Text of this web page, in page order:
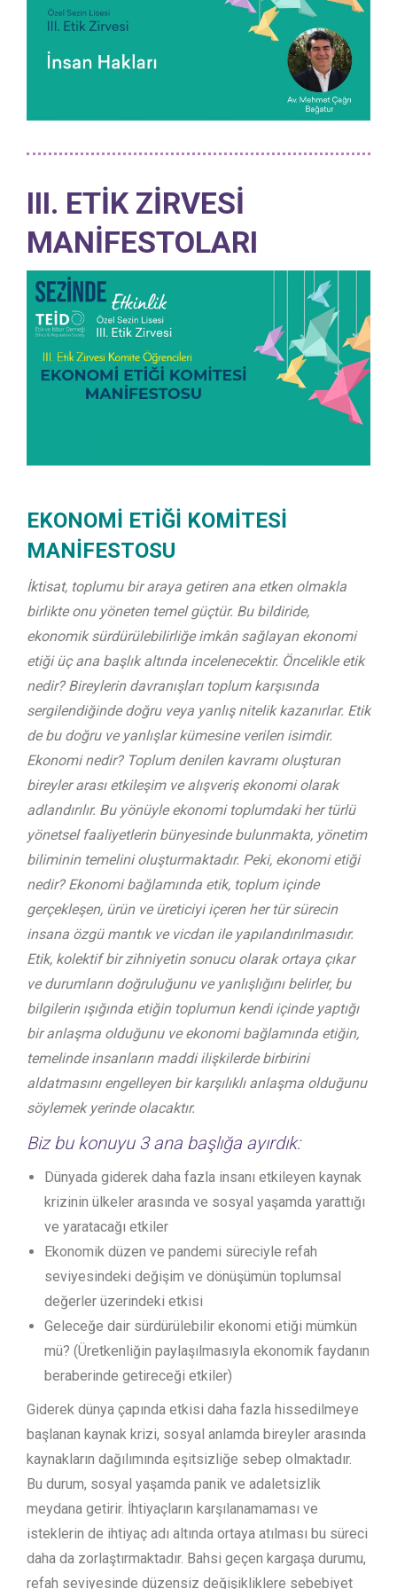
III. ETİK ZİRVESİ
MANİFESTOLARI
EKONOMİ ETİĞİ KOMİTESİ
MANİFESTOSU
İktisat, toplumu bir araya getiren ana etken olmakla
birlikte onu yöneten temel güçtür. Bu bildiride,
ekonomik sürdürülebilirliğe imkân sağlayan ekonomi
etiği üç ana başlık altında incelenecektir. Öncelikle etik
nedir? Bireylerin davranışları toplum karşısında
sergilendiğinde doğru veya yanlış nitelik kazanırlar. Etik
de bu doğru ve yanlışlar kümesine verilen isimdir.
Ekonomi nedir? Toplum denilen kavramı oluşturan
bireyler arası etkileşim ve alışveriş ekonomi olarak
adlandırılır. Bu yönüyle ekonomi toplumdaki her türlü
yönetsel faaliyetlerin bünyesinde bulunmakta, yönetim
biliminin temelini oluşturmaktadır. Peki, ekonomi etiği
nedir? Ekonomi bağlamında etik, toplum içinde
gerçekleşen, ürün ve üreticiyi içeren her tür sürecin
insana özgü mantık ve vicdan ile yapılandırılmasıdır.
Etik, kolektif bir zihniyetin sonucu olarak ortaya çıkar
ve durumların doğruluğunu ve yanlışlığını belirler, bu
bilgilerin ışığında etiğin toplumun kendi içinde yaptığı
bir anlaşma olduğunu ve ekonomi bağlamında etiğin,
temelinde insanların maddi ilişkilerde birbirini
aldatmasını engelleyen bir karşılıklı anlaşma olduğunu
söylemek yerinde olacaktır.
Biz bu konuyu 3 ana başlığa ayırdık:
Dünyada giderek daha fazla insanı etkileyen kaynak
krizinin ülkeler arasında ve sosyal yaşamda yarattığı
ve yaratacağı etkiler
Ekonomik düzen ve pandemi süreciyle refah
seviyesindeki değişim ve dönüşümün toplumsal
değerler üzerindeki etkisi
Geleceğe dair sürdürülebilir ekonomi etiği mümkün
mü? (Üretkenliğin paylaşılmasıyla ekonomik faydanın
beraberinde getireceği etkiler)
Giderek dünya çapında etkisi daha fazla hissedilmeye
başlanan kaynak krizi, sosyal anlamda bireyler arasında
kaynakların dağılımında eşitsizliğe sebep olmaktadır.
Bu durum, sosyal yaşamda panik ve adaletsizlik
meydana getirir. İhtiyaçların karşılanamaması ve
isteklerin de ihtiyaç adı altında ortaya atılması bu süreci
daha da zorlaştırmaktadır. Bahsi geçen kargaşa durumu,
refah seviyesinde düzensiz değişikliklere sebebiyet